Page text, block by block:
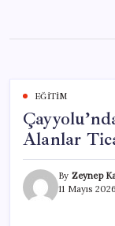
content
EĞITIM
Alanlar
By Zeynep
11 Mayıs 2026